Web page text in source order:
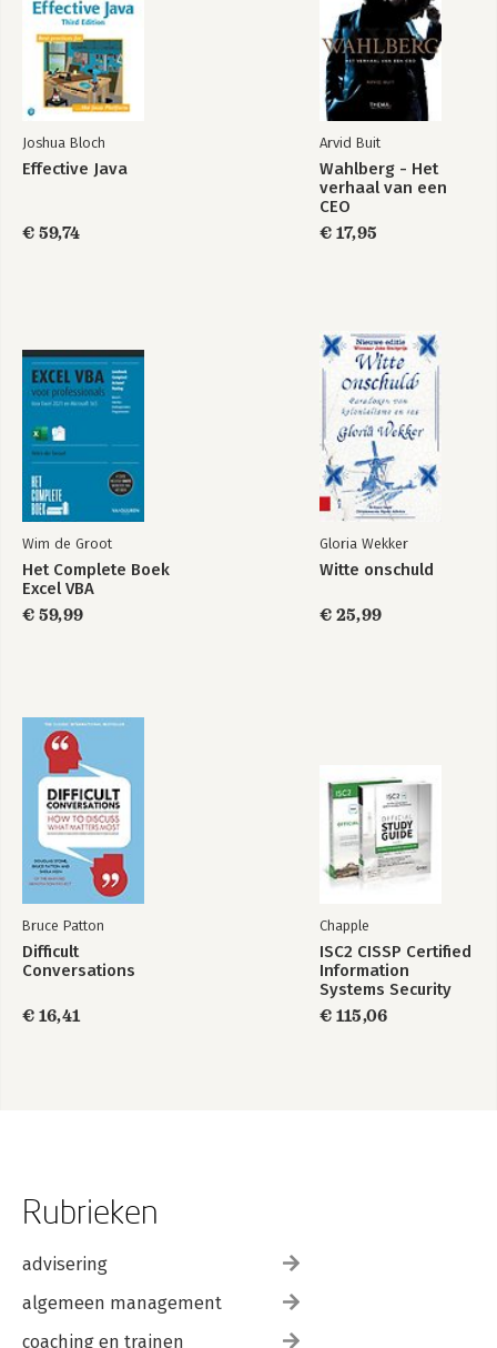
Bekijk alle boeken
Feed forward
9. Geen angst om te verliezen
Veiligheid
10. Als je doet wat je deed
Innovatie
11. Een eigen wereld, zonder afleiding
Focus
12. Goed wordt goud
Mijn flow-team
Joshua Bloch
Effective Java
€ 59,74
Arvid Buit
Wahlberg - Het
verhaal van een
CEO
€ 17,95
Wim de Groot
Het Complete Boek
Excel VBA
€ 59,99
Gloria Wekker
Witte onschuld
€ 25,99
Bruce Patton
Difficult
Conversations
€ 16,41
Chapple
ISC2 CISSP Certified
Information
Systems Security
Professional
Official Study Guide
€ 115,06
Rubrieken
advisering
algemeen management
coaching en trainen